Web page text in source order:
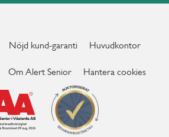
Nöjd kund-garanti Huvudkontor
Om Alert Senior Hantera cookies